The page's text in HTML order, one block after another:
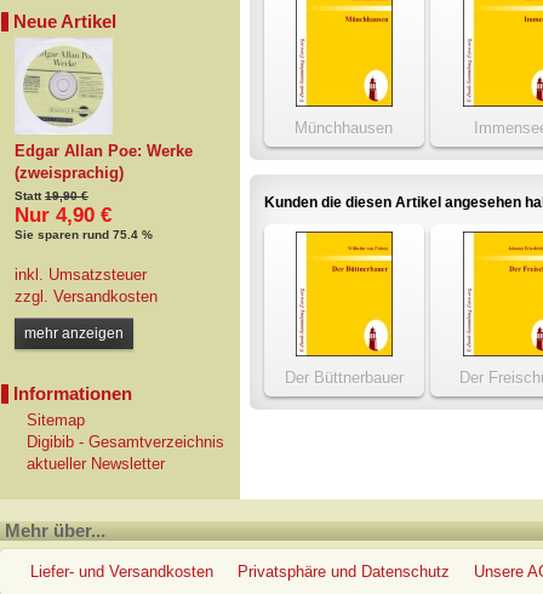
Neue Artikel
Edgar Allan Poe: Werke
(zweisprachig)
Statt19,90 €
Nur 4,90 €
Sie sparen rund 75.4 %
inkl. Umsatzsteuer
zzgl. Versandkosten
mehr anzeigen
Informationen
Sitemap
Digibib - Gesamtverzeichnis
aktueller Newsletter
Münchhausen
Kunden die diesen Artikel angesehen
Der Büttnerbauer Der
Mehr über...
Liefer- und Versandkosten Privatsphäre und Datenschutz Unsere